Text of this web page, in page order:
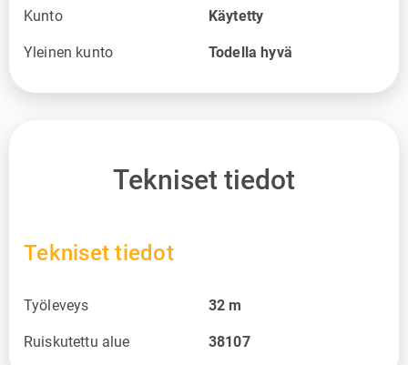
Kunto Käytetty
Yleinen kunto Todella hyvä
Tekniset tiedot
Tekniset tiedot
Työleveys 32 m
Ruiskutettu alue 38107